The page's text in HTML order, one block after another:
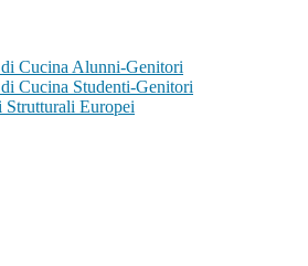
Cucina Alunni-Genitori
Cucina Studenti-Genitori
Europei